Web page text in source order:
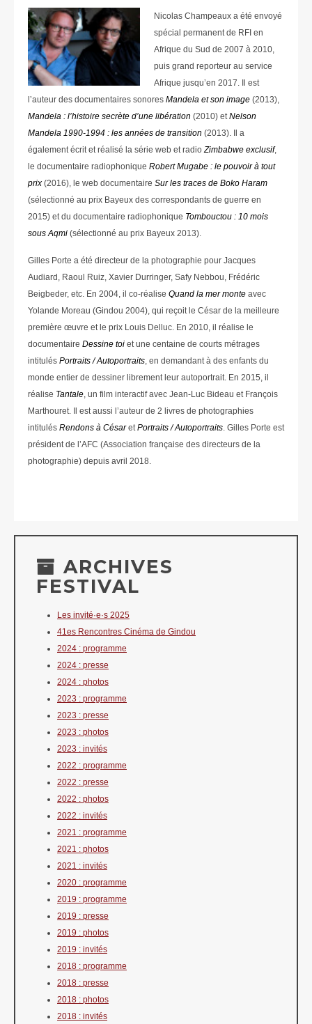
Nicolas Champeaux a été envoyé
spécial permanent de RFI en
Afrique du Sud de 2007 à 2010,
puis grand reporteur au service
Afrique jusqu’en 2017. Il est
l’auteur des documentaires sonores Mandela et son image (2013),
Mandela : l’histoire secrète d’une libération (2010) et Nelson
Mandela 1990-1994 : les années de transition (2013). Il a
également écrit et réalisé la série web et radio Zimbabwe exclusif,
le documentaire radiophonique Robert Mugabe : le pouvoir à tout
prix (2016), le web documentaire Sur les traces de Boko Haram
(sélectionné au prix Bayeux des correspondants de guerre en
2015) et du documentaire radiophonique Tombouctou : 10 mois
sous Aqmi (sélectionné au prix Bayeux 2013).
Gilles Porte a été directeur de la photographie pour Jacques
Audiard, Raoul Ruiz, Xavier Durringer, Safy Nebbou, Frédéric
Beigbeder, etc. En 2004, il co-réalise Quand la mer monte avec
Yolande Moreau (Gindou 2004), qui reçoit le César de la meilleure
première œuvre et le prix Louis Delluc. En 2010, il réalise le
documentaire Dessine toi et une centaine de courts métrages
intitulés Portraits / Autoportraits , en demandant à des enfants du
monde entier de dessiner librement leur autoportrait. En 2015, il
réalise Tantale , un film interactif avec Jean-Luc Bideau et François
Marthouret. Il est aussi l’auteur de 2 livres de photographies
intitulés Rendons à Césaret Portraits / Autoportraits . Gilles Porte est
président de l’AFC (Association française des directeurs de la
photographie) depuis avril 2018.
ARCHIVES
FESTIVAL
Les invité·e·s 2025
41es Rencontres Cinéma de Gindou
2024 : programme
2024 : presse
2024 : photos
2023 : programme
2023 : presse
2023 : photos
2023 : invités
2022 : programme
2022 : presse
2022 : photos
2022 : invités
2021 : programme
2021 : photos
2021 : invités
2020 : programme
2019 : programme
2019 : presse
2019 : photos
2019 : invités
2018 : programme
2018 : presse
2018 : photos
2018 : invités